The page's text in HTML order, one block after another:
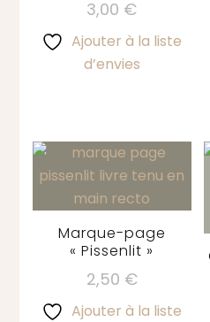
3,00 €
Ajouter à la liste
d’envies
Marque-page
« Pissenlit »
2,50 €
Ajouter à la liste